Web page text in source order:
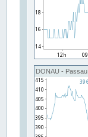
DONAU - Passau